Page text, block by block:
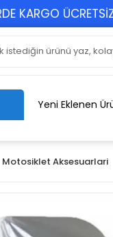
ÜCRETSİZ
Yeni Eklenen
Motosiklet Aksesuarlari